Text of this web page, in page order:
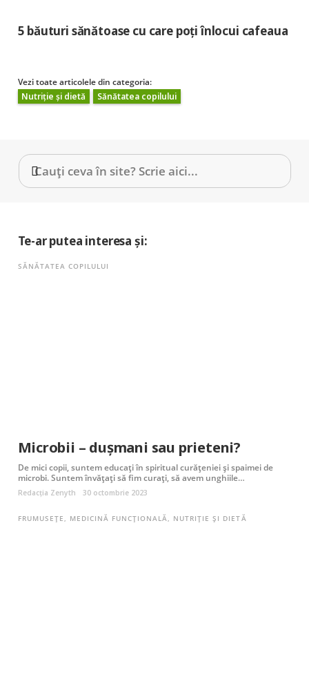
5 băuturi sănătoase cu care poți înlocui cafeaua
Vezi toate articolele din categoria:
Nutriție și dietă
Sănătatea copilului
Te-ar putea interesa și:
SĂNĂTATEA COPILULUI
Microbii – duşmani sau prieteni?
De mici copii, suntem educați în spiritual curățeniei şi spaimei de
microbi. Suntem învățați să fim curați, să avem unghiile…
Redacția Zenyth 30 octombrie 2023
FRUMUSEȚE, MEDICINĂ FUNCȚIONALĂ, NUTRIȚIE ȘI DIETĂ